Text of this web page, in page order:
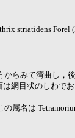
striatidens
らみて湾曲し，
網目状のしわで
属名は